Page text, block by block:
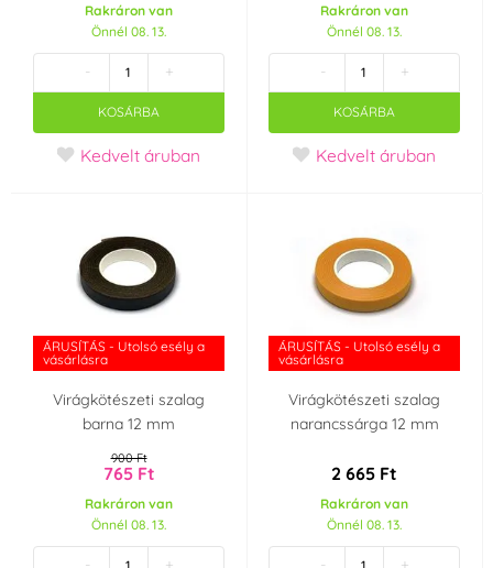
Rakráron van
Önnél 08. 13.
- +
KOSÁRBA
Kedvelt áruban
Rakráron van
Önnél 08. 13.
- +
KOSÁRBA
Kedvelt áruban
ÁRUSÍTÁS - Utolsó esély a
vásárlásra
Virágkötészeti szalag
barna 12 mm
900 Ft
765 Ft
Rakráron van
Önnél 08. 13.
ÁRUSÍTÁS - Utolsó esély a
vásárlásra
Virágkötészeti szalag
narancssárga 12 mm
2 665 Ft
Rakráron van
Önnél 08. 13.